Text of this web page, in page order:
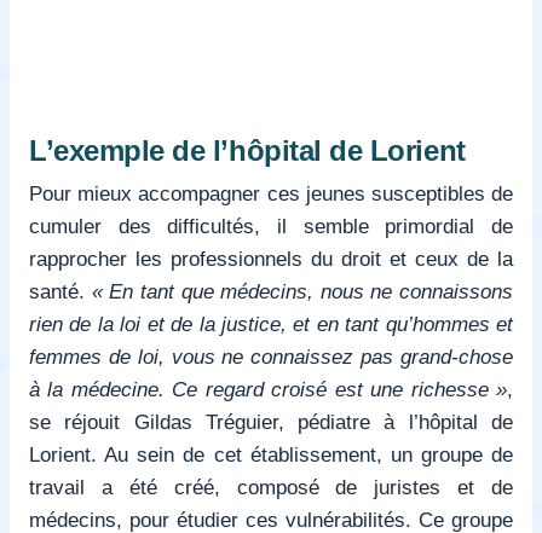
L’exemple de l’hôpital de Lorient
Pour mieux accompagner ces jeunes susceptibles de
cumuler des difficultés, il semble primordial de
rapprocher les professionnels du droit et ceux de la
santé. « En tant que médecins, nous ne connaissons
rien de la loi et de la justice, et en tant qu’hommes et
femmes de loi, vous ne connaissez pas grand-chose
à la médecine. Ce regard croisé est une richesse »,
se réjouit Gildas Tréguier, pédiatre à l’hôpital de
Lorient. Au sein de cet établissement, un groupe de
travail a été créé, composé de juristes et de
médecins, pour étudier ces vulnérabilités. Ce groupe